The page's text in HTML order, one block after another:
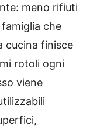
meno rifiuti
che
cucina finisce
rotoli ogni
viene